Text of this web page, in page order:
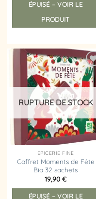
ÉPUISÉ – VOIR LE
PRODUIT
Ajouter
à la
liste
RUPTURE DE STOCK
EPICERIE FINE
Coffret Moments de Fête
Bio 32 sachets
19,90 €
ÉPUISÉ – VOIR LE